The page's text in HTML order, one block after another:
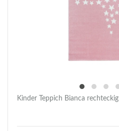
Kinder Teppich Bianca rechteckig